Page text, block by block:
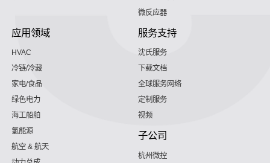
微反应器
应用领域
HVAC
冷链/冷藏
家电/食品
绿色电力
海工船舶
氢能源
航空 & 航天
服务支持
沈氏服务
下载文档
全球服务网络
定制服务
视频
子公司
杭州微控